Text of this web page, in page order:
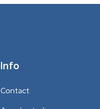
Info
Contact